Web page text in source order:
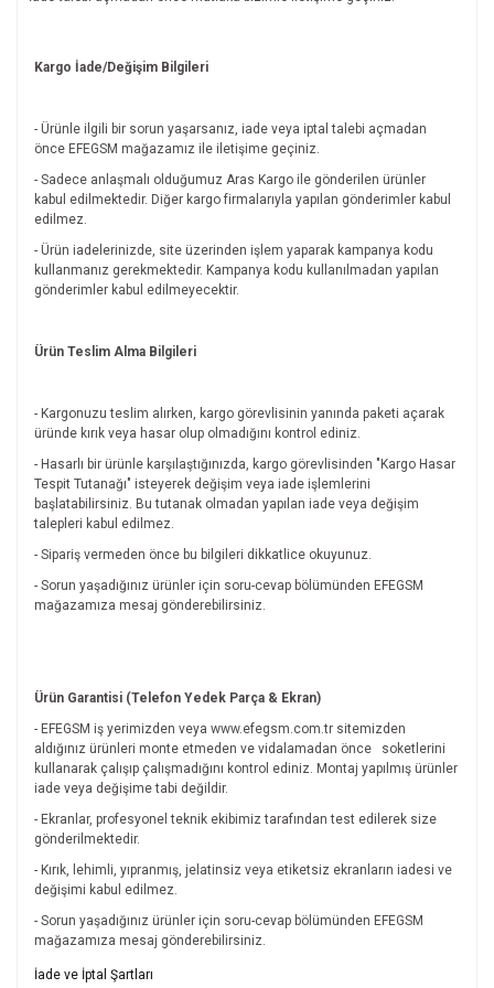
Kargo İade/Değişim Bilgileri
- Ürünle ilgili bir sorun yaşarsanız, iade veya iptal talebi açmadan
önce EFEGSM mağazamız ile iletişime geçiniz.
- Sadece anlaşmalı olduğumuz Aras Kargo ile gönderilen ürünler
kabul edilmektedir. Diğer kargo firmalarıyla yapılan gönderimler kabul
edilmez.
- Ürün iadelerinizde, site üzerinden işlem yaparak kampanya kodu
kullanmanız gerekmektedir. Kampanya kodu kullanılmadan yapılan
gönderimler kabul edilmeyecektir.
Ürün Teslim Alma Bilgileri
- Kargonuzu teslim alırken, kargo görevlisinin yanında paketi açarak
üründe kırık veya hasar olup olmadığını kontrol ediniz.
- Hasarlı bir ürünle karşılaştığınızda, kargo görevlisinden "Kargo Hasar
Tespit Tutanağı" isteyerek değişim veya iade işlemlerini
başlatabilirsiniz. Bu tutanak olmadan yapılan iade veya değişim
talepleri kabul edilmez.
- Sipariş vermeden önce bu bilgileri dikkatlice okuyunuz.
- Sorun yaşadığınız ürünler için soru-cevap bölümünden EFEGSM
mağazamıza mesaj gönderebilirsiniz.
Ürün Garantisi (Telefon Yedek Parça & Ekran)
- EFEGSM iş yerimizden veya www.efegsm.com.tr sitemizden
aldığınız ürünleri monte etmeden ve vidalamadan önce
soketlerini
kullanarak çalışıp çalışmadığını kontrol ediniz. Montaj yapılmış ürünler
iade veya değişime tabi değildir.
- Ekranlar, profesyonel teknik ekibimiz tarafından test edilerek size
gönderilmektedir.
- Kırık, lehimli, yıpranmış, jelatinsiz veya etiketsiz ekranların iadesi ve
değişimi kabul edilmez.
- Sorun yaşadığınız ürünler için soru-cevap bölümünden EFEGSM
mağazamıza mesaj gönderebilirsiniz.
Bu ürünün fiyat bilgisi, resim, ürün açıklamalarında ve diğer
İade ve İptal Şartları